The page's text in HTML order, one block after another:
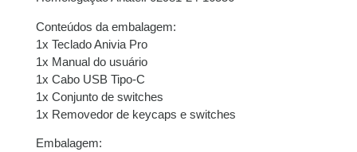
Conteúdos da embalagem:
1x Teclado Anivia Pro
1x Manual do usuário
1x Cabo USB Tipo-C
1x Conjunto de switches
1x Removedor de keycaps e switches
Embalagem: